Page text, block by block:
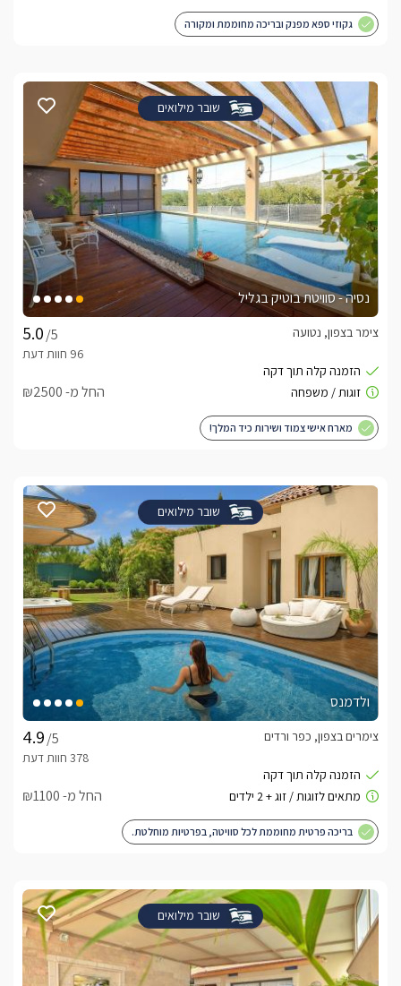
גקוזי ספא מפנק ובריכה מחוממת ומקורה
שובר מילואים
נסיה - סוויטת בוטיק בגליל
/5
צימר בצפון, נטועה
החל מ- ₪2500
מארח אישי צמוד ושירות כיד המלך!
שובר מילואים
ולדמנס
/5
צימרים בצפון, כפר ורדים
החל מ- ₪1100
בריכה פרטית מחוממת לכל סוויטה, בפרטיות מוחלטת.
שובר מילואים